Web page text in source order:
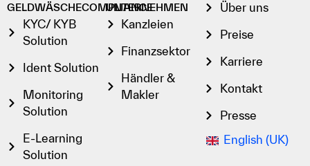
GELDWÄSCHECOMPLIANCE
KYC/ KYB
Solution
Ident Solution
Monitoring
Solution
E-Learning
Solution
UNTERNEHMEN
Kanzleien
Finanzsektor
Händler &
Makler
Über uns
Preise
Karriere
Kontakt
Presse
English (UK)